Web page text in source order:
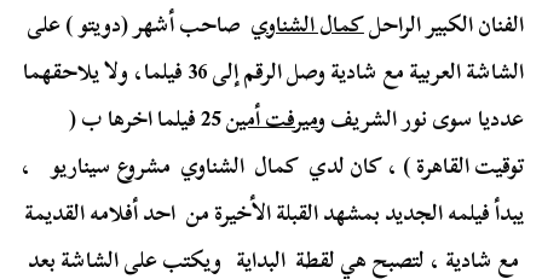
الفنان الكبير الراحلكمال الشناوي صاحب أشهر (دويتو ) على
الشاشة العربية مع شادية وصل الرقم إلى 36 فيلما، ولا يلاحقهما
عدديا سوى نور الشريف وميرفت أمين
25 فيلما اخرها ب (
توقيت القاهرة ) ، كان لدي كمال الشناوي مشروع سيناريو ،
يبدأ فيلمه الجديد بمشهد القبلة الأخيرة من احد أفلامه القديمة
مع شادية ، لتصبح هي لقطة البداية ويكتب على الشاشة بعد